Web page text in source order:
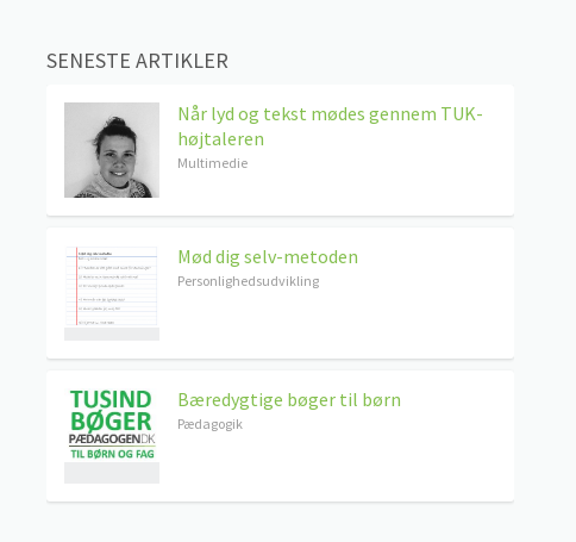
SENESTE ARTIKLER
Når lyd og tekst mødes gennem TUK-
højtaleren
Multimedie
Mød dig selv-metoden
Personlighedsudvikling
Bæredygtige bøger til børn
Pædagogik